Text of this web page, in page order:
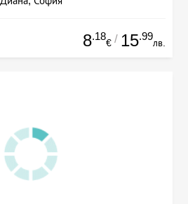
8.18
€ / 15.99
лв.